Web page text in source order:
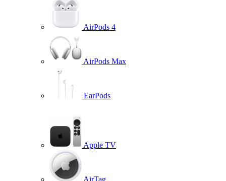
AirPods 4
AirPods Max
EarPods
Apple TV